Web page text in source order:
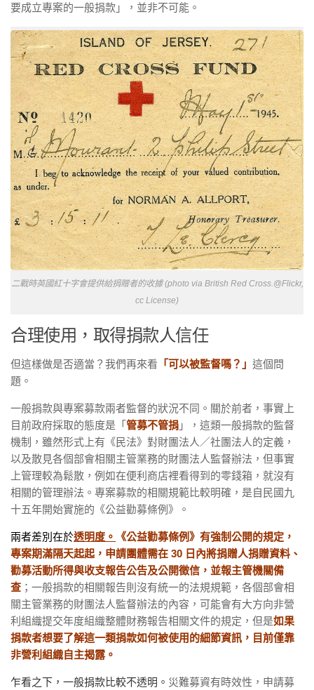
要成立專案的一般捐款」，並非不可能。
二戰時英國紅十字會提供給捐贈者的收據 (photo via British Red Cross.@Flickr,
cc License)
合理使用，取得捐款人信任
但這樣做是否適當？我們再來看 「可以被監督嗎？」 這個問
題。
一般捐款與專案募款兩者監督的狀況不同。關於前者，事實上
目前政府採取的態度是「 管募不管捐 」，這類一般捐款的監督
機制，雖然形式上有《民法》對財團法人／社團法人的定義，
以及散見各個部會相關主管業務的財團法人監督辦法，但事實
上管理較為鬆散，例如在便利商店裡看得到的零錢箱，就沒有
相關的管理辦法。專案募款的相關規範比較明確，是自民國九
十五年開始實施的《公益勸募條例》。
兩者差別在於透明度。
《公益勸募條例》有強制公開的規定，
專案期滿隔天起起，申請團體需在 30 日內將捐贈人捐贈資料、
勸募活動所得與收支報告公告及公開徵信，並報主管機關備
查 ；一般捐款的相關報告則沒有統一的法規規範，各個部會相
關主管業務的財團法人監督辦法的內容，可能會有大方向非營
利組織提交年度組織整體財務報告相關文件的規定，但是如果
捐款者想要了解這一類捐款如何被使用的細節資訊，目前僅靠
非營利組織自主揭露。
乍看之下，一般捐款比較不透明。 災難募資有時效性，申請募